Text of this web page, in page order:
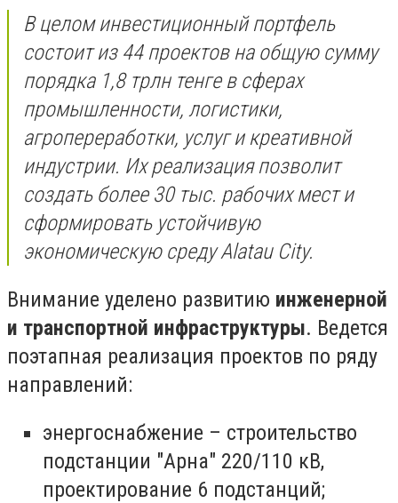
В целом инвестиционный портфель
состоит из 44 проектов на общую сумму
порядка 1,8 трлн тенге в сферах
промышленности, логистики,
агропереработки, услуг и креативной
индустрии. Их реализация позволит
создать более 30 тыс. рабочих мест и
сформировать устойчивую
экономическую среду Alatau City.
Внимание уделено развитию инженерной
и транспортной инфраструктуры. Ведется
поэтапная реализация проектов по ряду
направлений:
энергоснабжение – строительство
подстанции "Арна" 220/110 кВ,
проектирование 6 подстанций;